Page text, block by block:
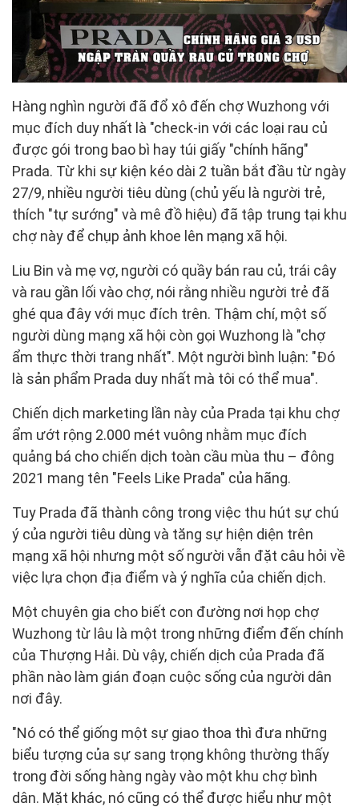
Hàng nghìn người đã đổ xô đến chợ Wuzhong với
mục đích duy nhất là "check-in với các loại rau củ
được gói trong bao bì hay túi giấy "chính hãng"
Prada. Từ khi sự kiện kéo dài 2 tuần bắt đầu từ ngày
27/9, nhiều người tiêu dùng (chủ yếu là người trẻ,
thích "tự sướng" và mê đồ hiệu) đã tập trung tại khu
chợ này để chụp ảnh khoe lên mạng xã hội.
Liu Bin và mẹ vợ, người có quầy bán rau củ, trái cây
và rau gần lối vào chợ, nói rằng nhiều người trẻ đã
ghé qua đây với mục đích trên. Thậm chí, một số
người dùng mạng xã hội còn gọi Wuzhong là "chợ
ẩm thực thời trang nhất". Một người bình luận: "Đó
là sản phẩm Prada duy nhất mà tôi có thể mua".
Chiến dịch marketing lần này của Prada tại khu chợ
ẩm ướt rộng 2.000 mét vuông nhằm mục đích
quảng bá cho chiến dịch toàn cầu mùa thu – đông
2021 mang tên "Feels Like Prada" của hãng.
Tuy Prada đã thành công trong việc thu hút sự chú
ý của người tiêu dùng và tăng sự hiện diện trên
mạng xã hội nhưng một số người vẫn đặt câu hỏi về
việc lựa chọn địa điểm và ý nghĩa của chiến dịch.
Một chuyên gia cho biết con đường nơi họp chợ
Wuzhong từ lâu là một trong những điểm đến chính
của Thượng Hải. Dù vậy, chiến dịch của Prada đã
phần nào làm gián đoạn cuộc sống của người dân
nơi đây.
"Nó có thể giống một sự giao thoa thì đưa những
biểu tượng của sự sang trọng không thường thấy
trong đời sống hàng ngày vào một khu chợ bình
dân. Mặt khác, nó cũng có thể được hiểu như một